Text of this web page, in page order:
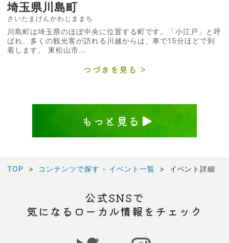
埼玉県川島町
さいたまけんかわじままち
川島町は埼玉県のほぼ中央に位置する町です。「小江戸」と呼
ばれ、多くの観光客が訪れる川越からは、車で15分ほどで到
着します。 東松山市...
つづきを見る
もっと見る
TOP コンテンツで探す - イベント一覧 イベント詳細
公式SNSで
気になるローカル情報をチェック